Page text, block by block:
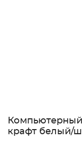
крафт белый/